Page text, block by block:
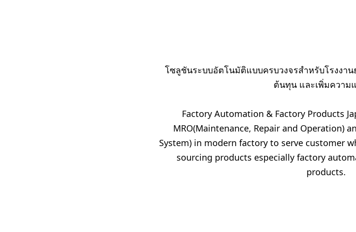
โซลูชันระบบอัตโนมัติแบบครบวงจรสำหรับโรงง
ต้นทุน และเพิ่มความ
Factory Automation & Factory Products
MRO(Maintenance, Repair and Operation)
System) in modern factory to serve customer
sourcing products especially factory
products.